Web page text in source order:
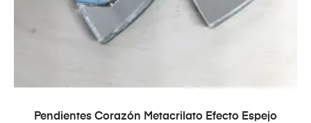
AÑADIR AL CARRITO
Pendientes Corazón Metacrilato Efecto Espejo